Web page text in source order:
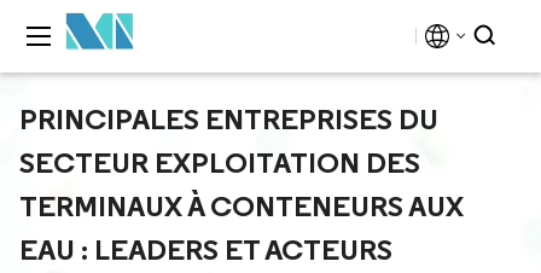
PRINCIPALES ENTREPRISES DU
SECTEUR EXPLOITATION DES
TERMINAUX À CONTENEURS AUX
EAU : LEADERS ET ACTEURS